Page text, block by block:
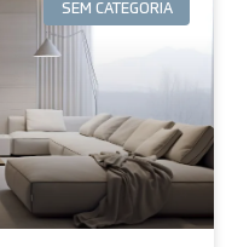
SEM CATEGORIA